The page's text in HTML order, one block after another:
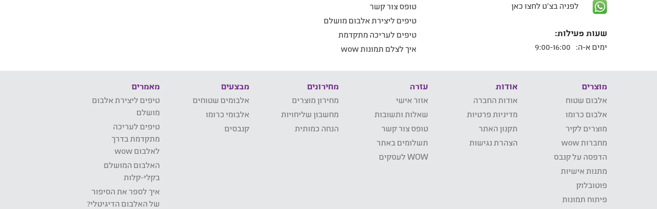
לפניה בצ'ט לחצו כאן
שעות פעילות:
ימים א-ה:
טופס צור קשר
טיפים ליצירת אלבום מושלם
טיפים לעריכה מתקדמת
איך לצלם תמונות wow
מוצרים
אלבום שטוח
אלבום כרומו
מוצרים לקיר
מחברות wow
הדפסה על קנבס
מתנות אישיות
פוטובלוק
פיתוח תמונות
אודות
אודות החברה
מדיניות פרטיות
תקנון האתר
הצהרת נגישות
עזרה
אזור אישי
שאלות ותשובות
טופס צור קשר
תשלומים באתר
WOW לעסקים
מחירונים
מחירון מוצרים
מחשבון שליחויות
הנחה כמותית
מבצעים
אלבומים שטוחים
אלבומי כרומו
קנבסים
מאמרים
טיפים ליצירת אלבום
מושלם
טיפים לעריכה
מתקדמת בדרך
לאלבום wow
האלבום המושלם
בקלי-קלות
איך לספר את הסיפור
של האלבום הדיגיטלי?